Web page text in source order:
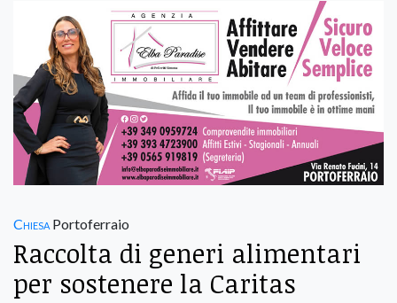
Chiesa Portoferraio
Raccolta di generi alimentari
per sostenere la Caritas